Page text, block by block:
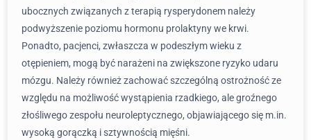
ubocznych związanych z terapią rysperydonem należy
podwyższenie poziomu hormonu prolaktyny we krwi.
Ponadto, pacjenci, zwłaszcza w podeszłym wieku z
otępieniem, mogą być narażeni na zwiększone ryzyko udaru
mózgu. Należy również zachować szczególną ostrożność ze
względu na możliwość wystąpienia rzadkiego, ale groźnego
złośliwego zespołu neuroleptycznego, objawiającego się m.in.
wysoką gorączką i sztywnością mięśni.